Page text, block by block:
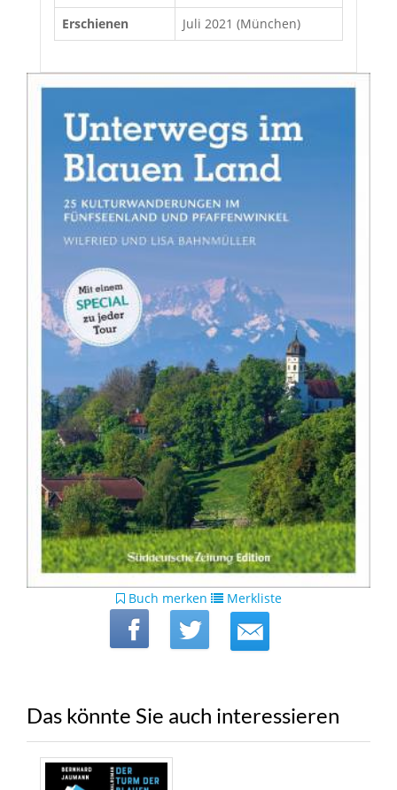
Erschienen
Juli 2021 (München)
Buch merken Merkliste
Das könnte Sie auch interessieren